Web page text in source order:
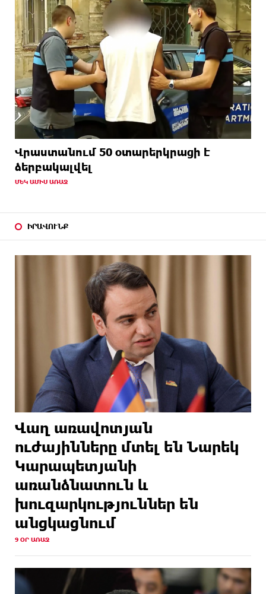
Վրաստանում 50 օտարերկրացի է
ձերբակալվել
ՄԵԿ ԱՄԻՍ ԱՌԱՋ
ԻՐԱՎՈՒՆՔ
Վաղ առավոտյան
ուժայինները մտել են Նարեկ
Կարապետյանի
առանձնատուն և
խուզարկություններ են
անցկացնում
9 ՕՐ ԱՌԱՋ